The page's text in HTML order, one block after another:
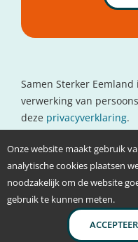
Samen Sterker
verwerking van
deze privacyverklaring.
Contactgegevens
www.oncolokaal.nl
info@oncolokaal.nl
Onze website maakt gebruik
analytische cookies plaatsen
noodzakelijk om de website
gebruik te kunnen meten.
ACCEPTEER